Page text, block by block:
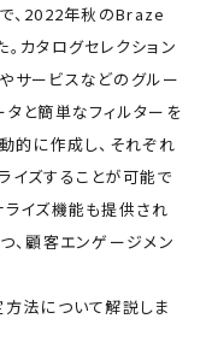
、2022年秋のBraze
カタログセレクション
サービスなどのグルー
と簡単なフィルターを
的に作成し、それぞれ
イズすることが可能で
イズ機能も提供され
、顧客エンゲージメン
法について解説しま